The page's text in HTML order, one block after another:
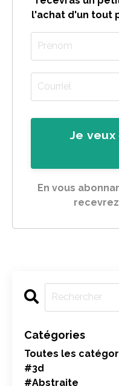
l'achat d'un tout
Je
En vous
Catégories
Toutes les
#3d
#abstraite